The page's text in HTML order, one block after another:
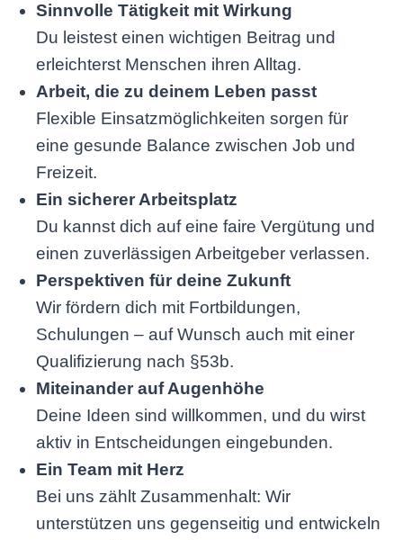
Sinnvolle Tätigkeit mit Wirkung
Du leistest einen wichtigen Beitrag und
erleichterst Menschen ihren Alltag.
Arbeit, die zu deinem Leben passt
Flexible Einsatzmöglichkeiten sorgen für
eine gesunde Balance zwischen Job und
Freizeit.
Ein sicherer Arbeitsplatz
Du kannst dich auf eine faire Vergütung und
einen zuverlässigen Arbeitgeber verlassen.
Perspektiven für deine Zukunft
Wir fördern dich mit Fortbildungen,
Schulungen – auf Wunsch auch mit einer
Qualifizierung nach §53b.
Miteinander auf Augenhöhe
Deine Ideen sind willkommen, und du wirst
aktiv in Entscheidungen eingebunden.
Ein Team mit Herz
Bei uns zählt Zusammenhalt: Wir
unterstützen uns gegenseitig und entwickeln